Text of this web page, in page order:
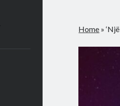
Home »